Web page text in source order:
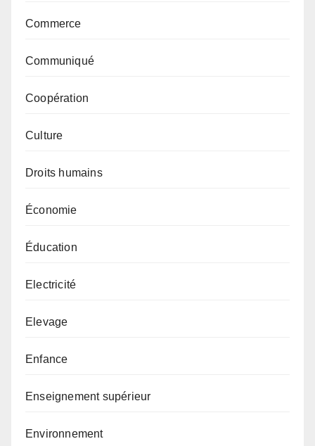
Commerce
Communiqué
Coopération
Culture
Droits humains
Économie
Éducation
Electricité
Elevage
Enfance
Enseignement supérieur
Environnement